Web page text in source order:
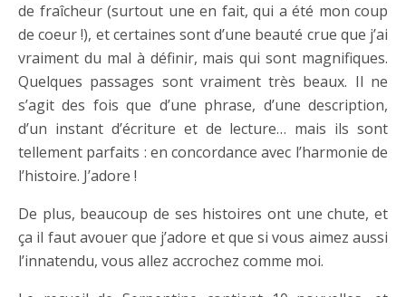
de fraîcheur (surtout une en fait, qui a été mon coup
de coeur !), et certaines sont d’une beauté crue que j’ai
vraiment du mal à définir, mais qui sont magnifiques.
Quelques passages sont vraiment très beaux. Il ne
s’agit des fois que d’une phrase, d’une description,
d’un instant d’écriture et de lecture… mais ils sont
tellement parfaits : en concordance avec l’harmonie de
l’histoire. J’adore !
De plus, beaucoup de ses histoires ont une chute, et
ça il faut avouer que j’adore et que si vous aimez aussi
l’innatendu, vous allez accrochez comme moi.